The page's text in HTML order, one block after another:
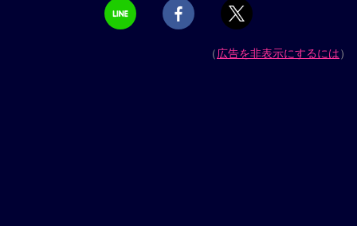
（広告を非表示にするには）